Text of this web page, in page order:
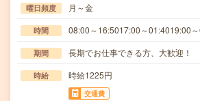
曜日頻度 月～金
時間 08:00～16:5017:00～01:4019:00
期間 長期でお仕事できる方、大歓迎！
時給 時給1225円
交通費